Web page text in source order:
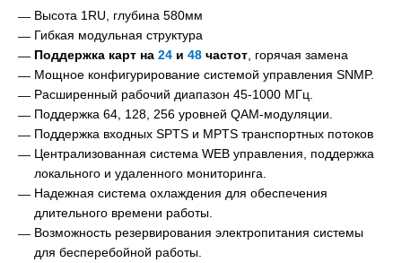
Высота 1RU, глубина 580мм
Гибкая модульная структура
Поддержка карт на 24 и 48 частот , горячая замена
Мощное конфигурирование системой управления SNMP.
Расширенный рабочий диапазон 45-1000 МГц.
Поддержка 64, 128, 256 уровней QAM-модуляции.
Поддержка входных SPTS и MPTS транспортных потоков
Централизованная система WEB управления, поддержка
локального и удаленного мониторинга.
Надежная система охлаждения для обеспечения
длительного времени работы.
Возможность резервирования электропитания системы
для бесперебойной работы.